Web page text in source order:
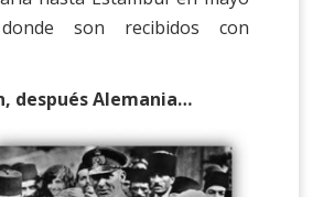
son recibidos con
después Alemania…